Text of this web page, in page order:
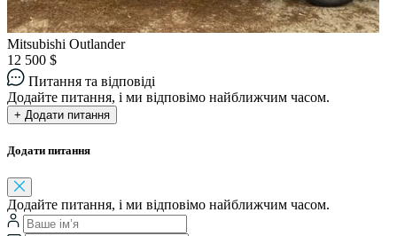
Mitsubishi Outlander
12 500 $
Питання та відповіді
Додайте питання, і ми відповімо найближчим часом.
+ Додати питання
Додати питання
Додайте питання, і ми відповімо найближчим часом.